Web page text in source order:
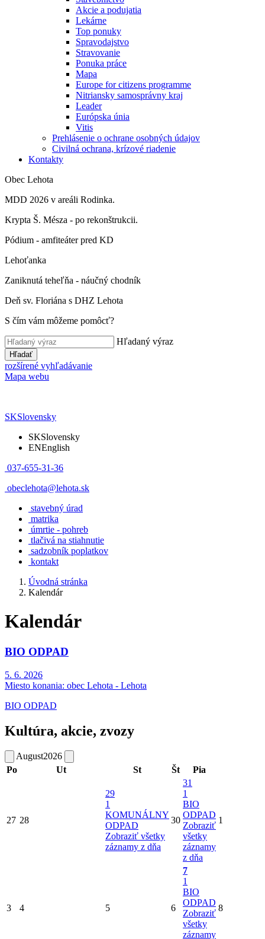
Akcie a podujatia
Lekárne
Top ponuky
Spravodajstvo
Stravovanie
Ponuka práce
Mapa
Europe for citizens programme
Nitriansky samosprávny kraj
Leader
Európska únia
Vitis
Prehlásenie o ochrane osobných údajov
Civilná ochrana, krízové riadenie
Kontakty
Obec Lehota
MDD 2026 v areáli Rodinka.
Krypta Š. Mésza - po rekonštrukcii.
Pódium - amfiteáter pred KD
Lehoťanka
Zaniknutá teheľňa - náučný chodník
Deň sv. Floriána s DHZ Lehota
S čím vám môžeme pomôcť?
Hľadaný výraz
Hľadať
rozšírené vyhľadávanie
Mapa webu
SKSlovensky
SKSlovensky
ENEnglish
037-655-31-36
obeclehota@lehota.sk
stavebný úrad
matrika
úmrtie - pohreb
tlačivá na stiahnutie
sadzobník poplatkov
kontakt
Úvodná stránka
Kalendár
Kalendár
BIO ODPAD
5. 6. 2026
Miesto konania: obec Lehota - Lehota
BIO ODPAD
Kultúra, akcie, zvozy
August2026
Po
Ut St Št Pia
27 28
29
1
KOMUNÁLNY
ODPAD
Zobraziť všetky
záznamy z dňa
30
31
1
BIO
ODPAD
Zobraziť
všetky
záznamy
z dňa
1
3 4 5 6
7
1
BIO
ODPAD
Zobraziť
všetky
záznamy
8